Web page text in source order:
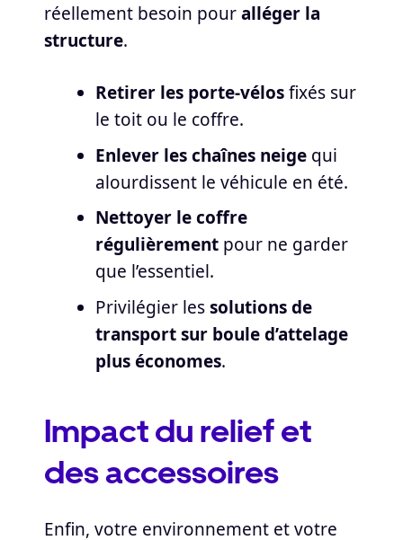
réellement besoin pouralléger la
structure.
Retirer les porte-vélosfixés sur
le toit ou le coffre.
Enlever les chaînes neigequi
alourdissent le véhicule en été.
Nettoyer le coffre
régulièrementpour ne garder
que l’essentiel.
Privilégier lessolutions de
transport sur boule d’attelage
plus économes.
Impact du relief et
des accessoires
Enfin, votre environnement et votre